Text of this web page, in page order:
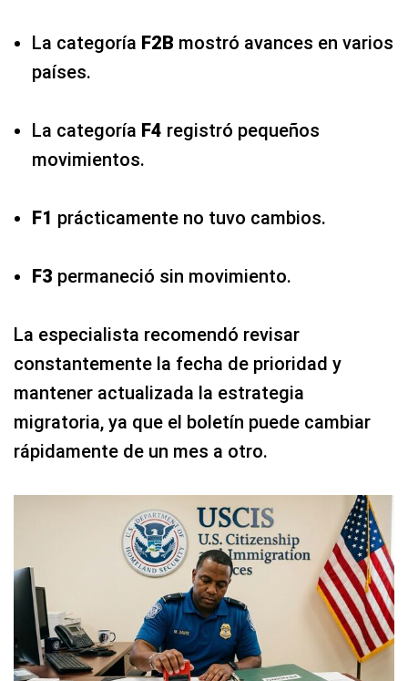
La categoría F2B mostró avances en varios
países.
La categoría F4 registró pequeños
movimientos.
F1 prácticamente no tuvo cambios.
F3 permaneció sin movimiento.
La especialista recomendó revisar
constantemente la fecha de prioridad y
mantener actualizada la estrategia
migratoria, ya que el boletín puede cambiar
rápidamente de un mes a otro.